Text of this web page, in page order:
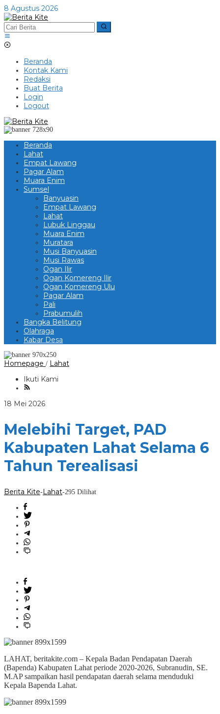
Lewati
ke
konten
8 Agustus 2026
Beranda
Kontak Kami
Redaksi
Buat Berita
Login
Logout
Beranda
Lahat
Empat Lawang
Pagar Alam
Muara Enim
Sumsel
Banyuasin
Empat Lawang
Lahat
Lubuk Linggau
Muara Enim
Muratara
Musi Banyuasin
Musi Rawas
Ogan Ilir
Ogan Komereng Ilir
Ogan Komereng Ulu
Pagar Alam
Pali
Prabumulih
Bangka Belitung
Olahraga
Kabar Desa
Homepage / LahatMelebihi
Terealisasi
Ikuti Kami
18 Mei 2026oleh
Melebihi Target, PAD
Kabupaten Lahat Selama 6
Tahun Terealisasi
Berita Kite-Lahat-295 Dilihat
LAHAT, beritakite.com – Kepala Badan Pendapatan Daerah
(Bapenda) Kabupaten Lahat periode 2020-2026, Subranudin, SE.
M.AP sampaikan hasil pendapatan daerah selama menduduki
Kepala Bapenda Lahat.